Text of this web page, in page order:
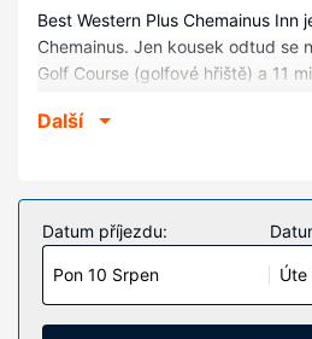
Best Western Plus Chemainus Inn
Chemainus. Jen kousek odtud se
Golf Course (golfové hřiště) a 11
hřištěm se nachází 1 km od
V jednom z 75 klimatizovaných
patří lednička a televize s
cítit jako doma. Bezdrátový
spojení se světem a televize,
dobrou zábavu. Soukromé
Další
Datum příjezdu:
Pon 10 Srpen Úte